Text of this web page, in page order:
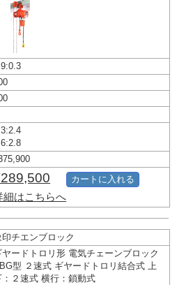
細はこちらへ
カートに入れる
印チエンブロック
ヤードトロリ形 電気チェーンブロック
型 ２速式 ギヤードトロリ結合式 上
：２速式 横行：鎖動式